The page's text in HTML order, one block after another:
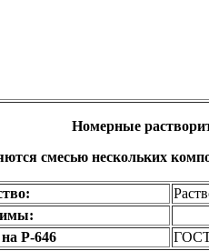
Номерные
смесью нескольких
Р-646
ГОСТ